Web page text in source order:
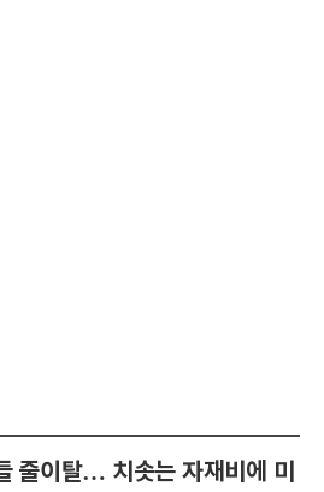
줄이탈… 치솟는 자재비에 미